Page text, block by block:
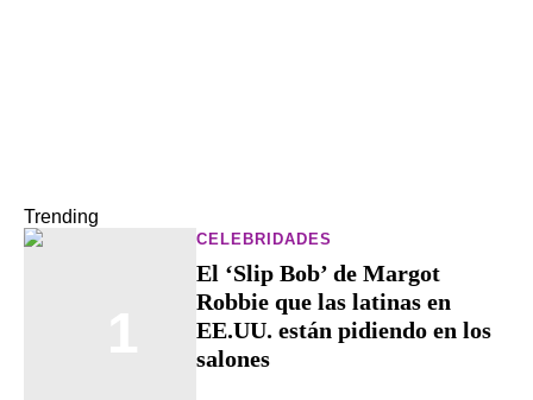
Trending
CELEBRIDADES
El ‘Slip Bob’ de Margot
Robbie que las latinas en
EE.UU. están pidiendo en los
salones